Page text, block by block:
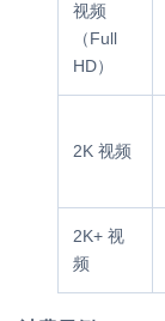
视频
（Full
HD）
2K 视频
2K+ 视
频